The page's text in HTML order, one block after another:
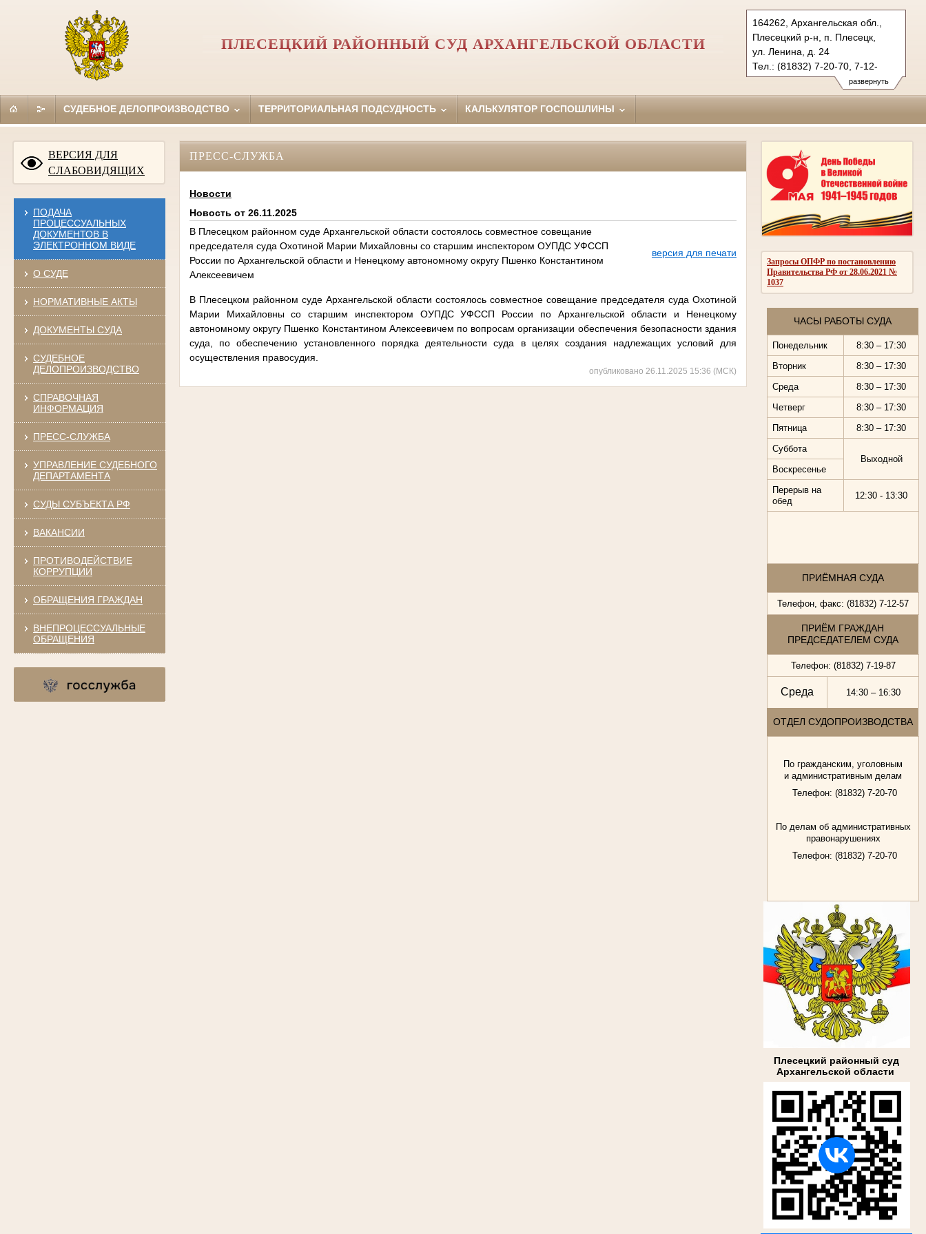
развернуть
164262, Архангельская обл.,
Плесецкий р-н, п. Плесецк,
ул. Ленина, д. 24
Тел.: (81832) 7-20-70, 7-12-
57 (ф.)
pleseck.arh@sudrf.ru
ПЛЕСЕЦКИЙ РАЙОННЫЙ СУД АРХАНГЕЛЬСКОЙ ОБЛАСТИ
СУДЕБНОЕ ДЕЛОПРОИЗВОДСТВО ТЕРРИТОРИАЛЬНАЯ ПОДСУДНОСТЬ КАЛЬКУЛЯТОР ГОСПОШЛИНЫ
ВЕРСИЯ ДЛЯ
СЛАБОВИДЯЩИХ
ПОДАЧА
ПРОЦЕССУАЛЬНЫХ
ДОКУМЕНТОВ В
ЭЛЕКТРОННОМ ВИДЕ
О СУДЕ
НОРМАТИВНЫЕ АКТЫ
ДОКУМЕНТЫ СУДА
СУДЕБНОЕ
ДЕЛОПРОИЗВОДСТВО
СПРАВОЧНАЯ
ИНФОРМАЦИЯ
ПРЕСС-СЛУЖБА
УПРАВЛЕНИЕ СУДЕБНОГО
ДЕПАРТАМЕНТА
СУДЫ СУБЪЕКТА РФ
ВАКАНСИИ
ПРОТИВОДЕЙСТВИЕ
КОРРУПЦИИ
ОБРАЩЕНИЯ ГРАЖДАН
ВНЕПРОЦЕССУАЛЬНЫЕ
ОБРАЩЕНИЯ
Запросы ОПФР по постановлению
Правительства РФ от 28.06.2021 №
1037
ЧАСЫ РАБОТЫ СУДА
Понедельник
8:30 – 17:30
Вторник
8:30 – 17:30
Среда
8:30 – 17:30
Четверг
8:30 – 17:30
Пятница
8:30 – 17:30
Суббота
Выходной
Воскресенье
Перерыв на
обед
12:30 - 13:30
ПРИЁМНАЯ СУДА
Телефон, факс: (81832) 7-12-57
ПРИЁМ ГРАЖДАН
ПРЕДСЕДАТЕЛЕМ СУДА
Телефон: (81832) 7-19-87
Среда 14:30 – 16:30
ОТДЕЛ СУДОПРОИЗВОДСТВА
По гражданским, уголовным
и административным делам
Телефон: (81832) 7-20-70
По делам об административных
правонарушениях
Телефон: (81832) 7-20-70
Плесецкий районный суд
Архангельской области
ПРЕСС-СЛУЖБА
Новости
Новость от 26.11.2025
В Плесецком районном суде Архангельской области состоялось совместное совещание
председателя суда Охотиной Марии Михайловны со старшим инспектором ОУПДС УФССП
России по Архангельской области и Ненецкому автономному округу Пшенко Константином
Алексеевичем
версия для печати
В Плесецком районном суде Архангельской области состоялось совместное совещание председателя суда Охотиной
Марии Михайловны со старшим инспектором ОУПДС УФССП России по Архангельской области и Ненецкому
автономному округу Пшенко Константином Алексеевичем по вопросам организации обеспечения безопасности здания
суда, по обеспечению установленного порядка деятельности суда в целях создания надлежащих условий для
осуществления правосудия.
опубликовано 26.11.2025 15:36 (МСК)